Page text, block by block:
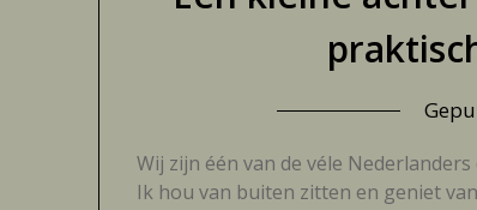
Wij zijn één van de véle
Ik hou van buiten zitten en geniet